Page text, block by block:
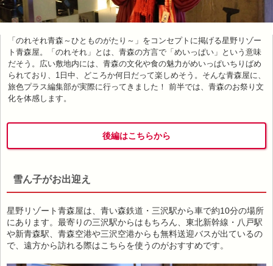
「のれそれ青森～ひとものがたり～」をコンセプトに掲げる星野リゾー
ト青森屋。「のれそれ」とは、青森の方言で「めいっぱい」という意味
だそう。広い敷地内には、青森の文化や食の魅力がめいっぱいちりばめ
られており、1日中、どころか何日だって楽しめそう。そんな青森屋に、
旅色プラス編集部が実際に行ってきました！ 前半では、青森のお祭り文
化を体感します。
後編はこちらから
雪ん子がお出迎え
星野リゾート青森屋は、青い森鉄道・三沢駅から車で約10分の場所
にあります。最寄りの三沢駅からはもちろん、東北新幹線・八戸駅
や新青森駅、青森空港や三沢空港からも無料送迎バスが出ているの
で、遠方から訪れる際はこちらを使うのがおすすめです。